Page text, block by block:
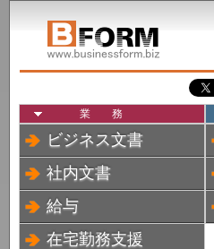
業務
ビジネス文書
社内文書
給与
在宅勤務支援